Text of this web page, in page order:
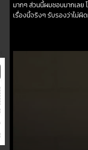
มากๆ ส่วนนี้ผมชอบมากเลย
เรื่องนี้จริงๆ รับรองว่าไม่ผิ